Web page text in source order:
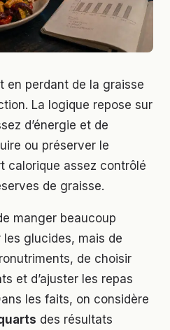
en perdant de la graisse
La logique repose sur
d’énergie et de
ou préserver le
calorique assez contrôlé
de graisse.
manger beaucoup
glucides, mais de
de choisir
et d’ajuster les repas
les faits, on considère
des résultats